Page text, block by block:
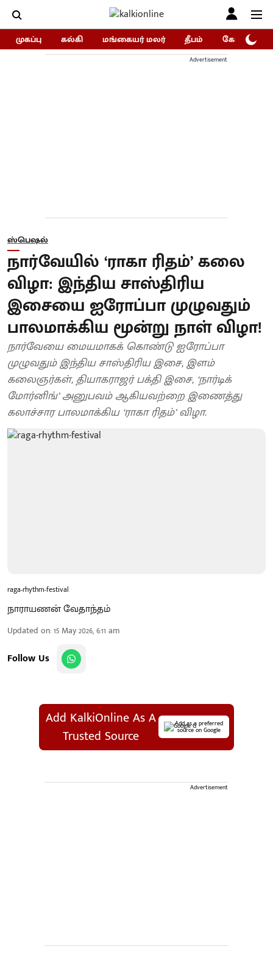
முகப்பு கல்கி மங்கையர் மலர் தீபம் கோகுலம்/
Advertisement
ஸ்பெஷல்
நார்வேயில் ‘ராகா ரிதம்’ கலை
விழா: இந்திய சாஸ்திரிய
இசையை ஐரோப்பா முழுவதும்
பாலமாக்கிய மூன்று நாள் விழா!
நார்வேயை மையமாகக் கொண்டு ஐரோப்பா
முழுவதும் இந்திய சாஸ்திரிய இசை, இளம்
கலைஞர்கள், தியாகராஜர் பக்தி இசை, ‘நார்டிக்
மோர்னிங்’ அனுபவம் ஆகியவற்றை இணைத்து
கலாச்சார பாலமாக்கிய ‘ராகா ரிதம்’ விழா.
raga-rhythm-festival
நாராயணன் வேதாந்தம்
Updated on:15 May 2026, 6:11 am
Follow Us
Add KalkiOnline As A
Trusted Source
Add as a preferred
source on Google
Advertisement